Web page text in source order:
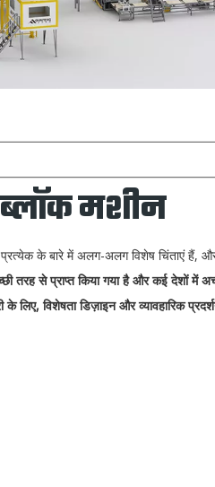
मशीन
के बारे में अलग-अलग विशेष चिंताएं हैं,
तरह से प्राप्त किया गया है और कई देशों में
लिए, विशेषता डिज़ाइन और व्यावहारिक